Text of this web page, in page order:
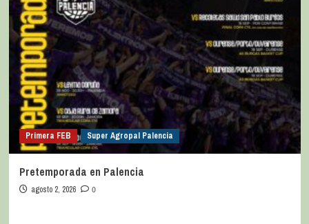
Primera FEB Super Agropal Palencia
Pretemporada en Palencia
agosto 2, 2026 0